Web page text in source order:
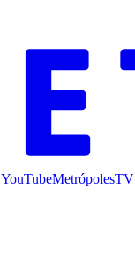
YouTubeMetrópolesTV